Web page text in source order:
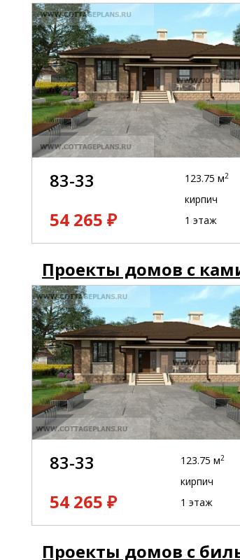
83-33
54 265 ₽
123.75 м2
кирпич
1 этаж
Проекты домов с
83-33
54 265 ₽
123.75 м2
кирпич
1 этаж
Проекты домов с